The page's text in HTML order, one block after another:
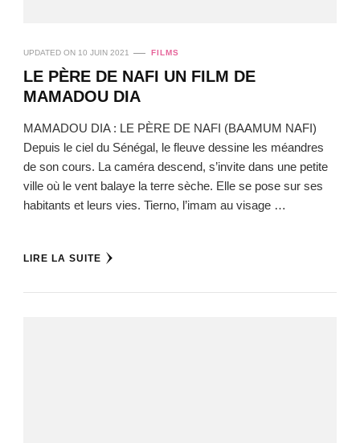
UPDATED ON 10 JUIN 2021 FILMS
LE PÈRE DE NAFI UN FILM DE
MAMADOU DIA
MAMADOU DIA : LE PÈRE DE NAFI (BAAMUM NAFI)
Depuis le ciel du Sénégal, le fleuve dessine les méandres
de son cours. La caméra descend, s’invite dans une petite
ville où le vent balaye la terre sèche. Elle se pose sur ses
habitants et leurs vies. Tierno, l’imam au visage …
LIRE LA SUITE